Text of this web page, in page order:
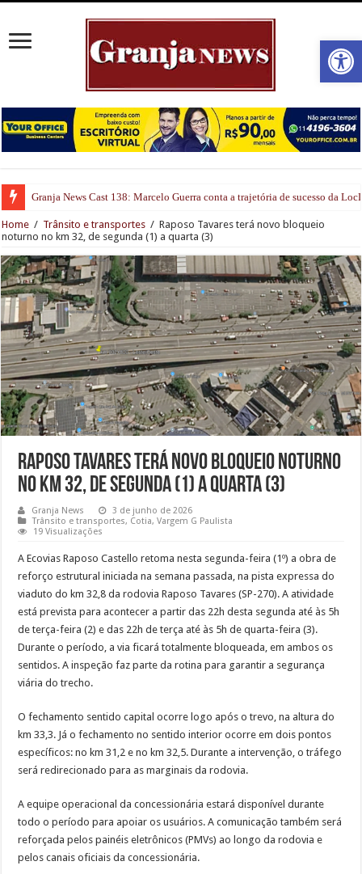
Granja News Cast 138: Marcelo Guerra conta a trajetória de sucesso da
Home / Trânsito e transportes / Raposo Tavares terá novo bloqueio
noturno no km 32, de segunda (1) a quarta (3)
Raposo Tavares terá novo bloqueio noturno
no km 32, de segunda (1) a quarta (3)
Granja News
3 de junho de 2026
Trânsito e transportes, Cotia,Vargem G Paulista
19 Visualizações
A Ecovias Raposo Castello retoma nesta segunda-feira (1º) a obra de
reforço estrutural iniciada na semana passada, na pista expressa do
viaduto do km 32,8 da rodovia Raposo Tavares (SP-270). A atividade
está prevista para acontecer a partir das 22h desta segunda até às 5h
de terça-feira (2) e das 22h de terça até às 5h de quarta-feira (3).
Durante o período, a via ficará totalmente bloqueada, em ambos os
sentidos. A inspeção faz parte da rotina para garantir a segurança
viária do trecho.
O fechamento sentido capital ocorre logo após o trevo, na altura do
km 33,3. Já o fechamento no sentido interior ocorre em dois pontos
específicos: no km 31,2 e no km 32,5. Durante a intervenção, o tráfego
será redirecionado para as marginais da rodovia.
A equipe operacional da concessionária estará disponível durante
todo o período para apoiar os usuários. A comunicação também será
reforçada pelos painéis eletrônicos (PMVs) ao longo da rodovia e
pelos canais oficiais da concessionária.